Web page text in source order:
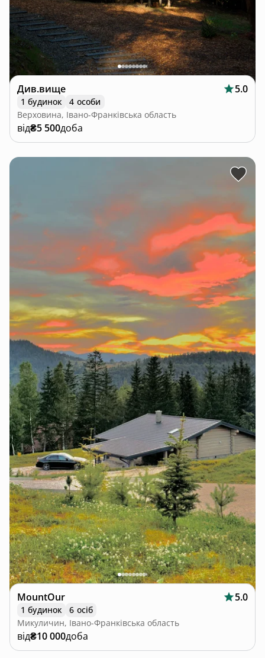
Див.вище 5.0
1 будинок
4 особи
Верховина, Івано-Франківська область
від₴5 500доба
MountOur 5.0
1 будинок
6 осіб
Микуличин, Івано-Франківська область
від₴10 000доба